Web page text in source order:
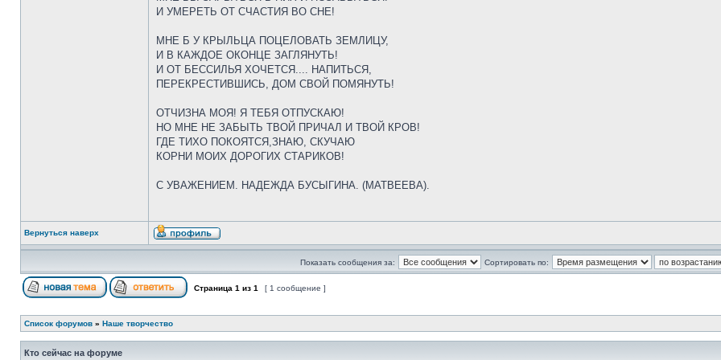
И УМЕРЕТЬ ОТ СЧАСТИЯ ВО СНЕ!
МНЕ Б У КРЫЛЬЦА ПОЦЕЛОВАТЬ ЗЕМЛИЦУ,
И В КАЖДОЕ ОКОНЦЕ ЗАГЛЯНУТЬ!
И ОТ БЕССИЛЬЯ ХОЧЕТСЯ.... НАПИТЬСЯ,
ПЕРЕКРЕСТИВШИСЬ, ДОМ СВОЙ ПОМЯНУТЬ!
ОТЧИЗНА МОЯ! Я ТЕБЯ ОТПУСКАЮ!
НО МНЕ НЕ ЗАБЫТЬ ТВОЙ ПРИЧАЛ И ТВОЙ КРОВ!
ГДЕ ТИХО ПОКОЯТСЯ,ЗНАЮ, СКУЧАЮ
КОРНИ МОИХ ДОРОГИХ СТАРИКОВ!
С УВАЖЕНИЕМ. НАДЕЖДА БУСЫГИНА. (МАТВЕЕВА).
Вернуться наверх
Показать сообщения за: Сортировать по:
Страница 1 из 1 [ 1 сообщение ]
Список форумов » Наше творчество
Кто сейчас на форуме